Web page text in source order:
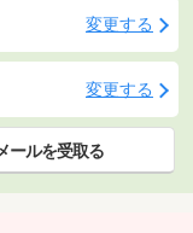
変更する
変更する
ールを受取る